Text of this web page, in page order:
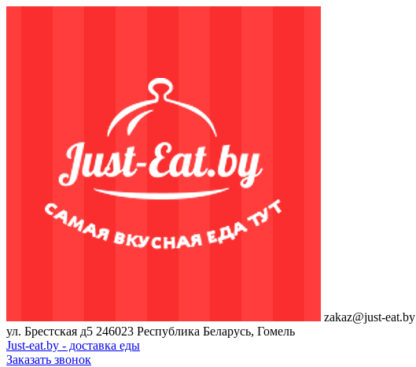
zakaz@just-eat.by
ул. Брестская д5 246023 Республика Беларусь, Гомель
Just-eat.by - доставка еды
Заказать звонок